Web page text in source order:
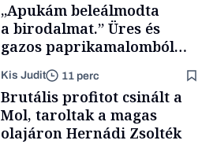
„Apukám beleálmodta
a birodalmat.” Üres és
gazos paprikamalomból
lett az igazi családi
fűszersztori
Kis Judit 11 perc
Brutális profitot csinált a
Mol, taroltak a magas
olajáron Hernádi Zsolték